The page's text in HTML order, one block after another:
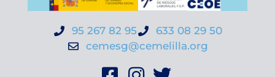
95 267 82 95
633 08 29 50
cemesg@cemelilla.org